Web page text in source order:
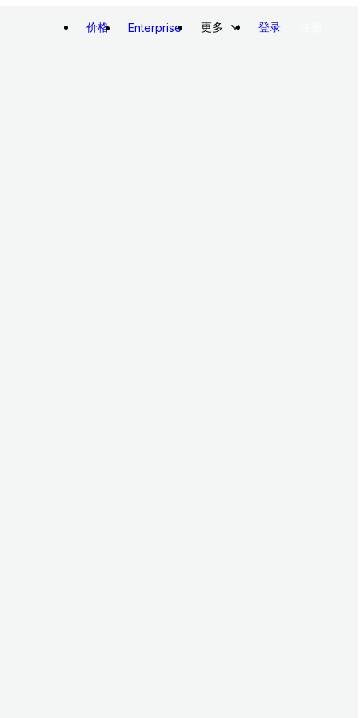
价格 Enterprise 更多 登录